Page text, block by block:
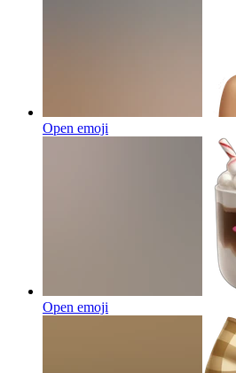
Open emoji
Open emoji